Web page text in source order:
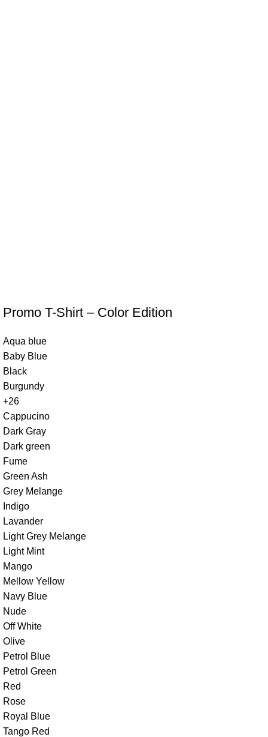
Promo T-Shirt – Color Edition
Aqua blue
Baby Blue
Black
Burgundy
+26
Cappucino
Dark Gray
Dark green
Fume
Green Ash
Grey Melange
Indigo
Lavander
Light Grey Melange
Light Mint
Mango
Mellow Yellow
Navy Blue
Nude
Off White
Olive
Petrol Blue
Petrol Green
Red
Rose
Royal Blue
Tango Red